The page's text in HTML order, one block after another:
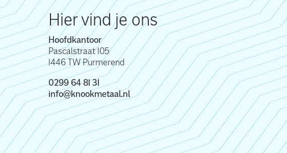
Hier vind je ons
Hoofdkantoor
Pascalstraat 105
1446 TW Purmerend
0299 64 81 31
info@knookmetaal.nl